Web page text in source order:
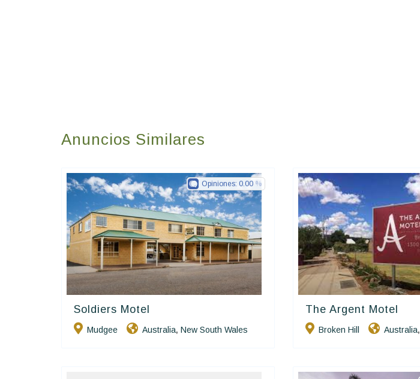
Anuncios Similares
Soldiers Motel
Mudgee Australia, New South Wales
Opiniones:0.00
The Argent Motel
Broken Hill Australia,